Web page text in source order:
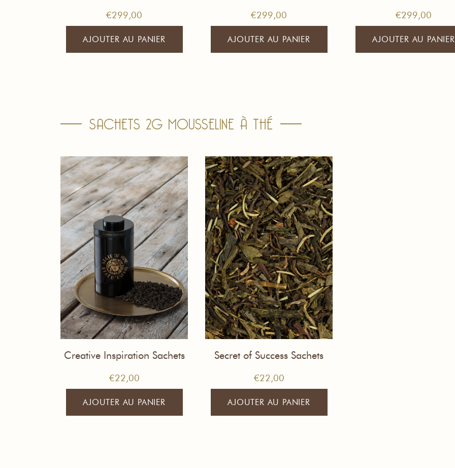
€299,00
AJOUTER AU PANIER
€299,00
AJOUTER AU PANIER
€299,00
AJOUTER AU PANIER
SACHETS 2G MOUSSELINE À THÉ
Creative Inspiration Sachets
€22,00
AJOUTER AU PANIER
Secret of Success Sachets
€22,00
AJOUTER AU PANIER